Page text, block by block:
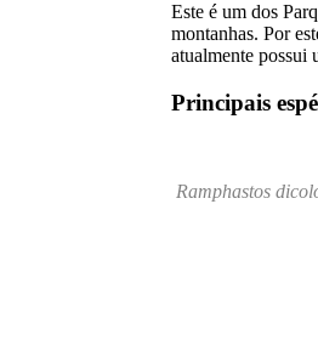
Este é um dos
montanhas. Por
atualmente possui
Principais
Ramphastos